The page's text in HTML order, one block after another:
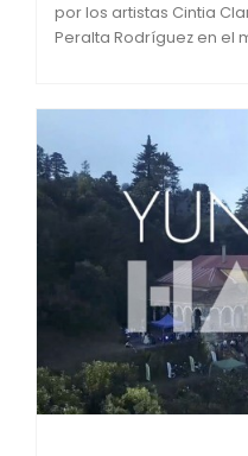
por los artistas Cintia
Peralta Rodríguez en el